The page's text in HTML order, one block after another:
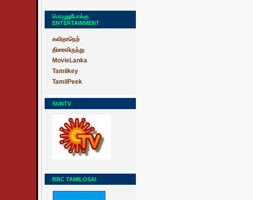
பொழுதுபோக்கு
ENTERTAINMENT
கவிதாநெற்
திரைவிருந்து
MovieLanka
Tamilkey
TamilPeek
SUNTV
BBC TAMILOSAI